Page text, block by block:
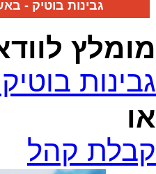
גבינות בוטיק -
מומלץ
גבינות
או
קבלת קהל